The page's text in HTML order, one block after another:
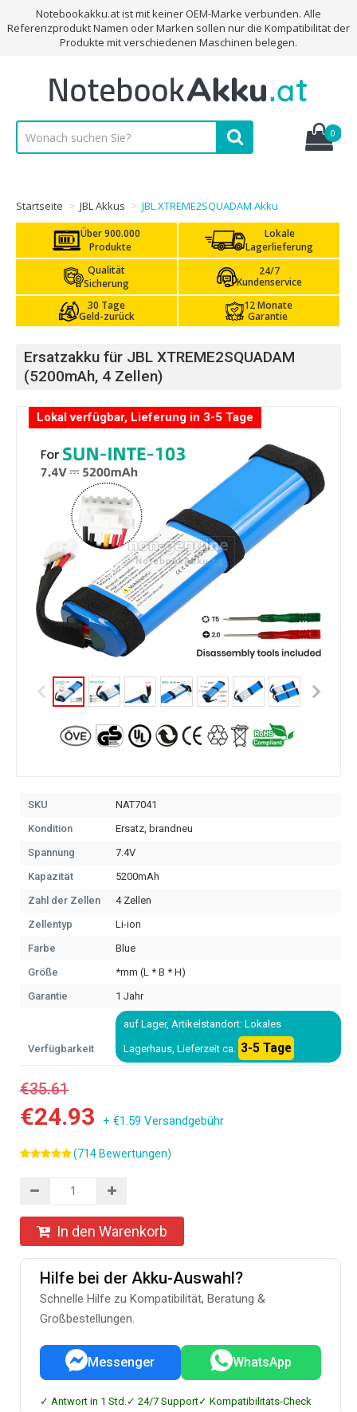
Notebookakku.at ist mit keiner OEM-Marke verbunden. Alle
Referenzprodukt Namen oder Marken sollen nur die Kompatibilität der
Produkte mit verschiedenen Maschinen belegen.
0
Startseite JBL Akkus JBL XTREME2SQUADAM Akku
Über 900.000
Produkte
Lokale
Lagerlieferung
Qualität
Sicherung
24/7
Kundenservice
30 Tage
Geld-zurück
12 Monate
Garantie
Ersatzakku für JBL XTREME2SQUADAM
(5200mAh, 4 Zellen)
Lokal verfügbar, Lieferung in 3-5 Tage
SKU
NAT7041
Kondition
Ersatz, brandneu
Spannung
7.4V
Kapazität
5200mAh
Zahl der Zellen
4 Zellen
Zellentyp
Li-ion
Farbe
Blue
Größe
*mm (L * B * H)
Garantie
1 Jahr
Verfügbarkeit
auf Lager, Artikelstandort: Lokales
Lagerhaus, Lieferzeit ca. 3-5 Tage
€35.61
€24.93 + €1.59 Versandgebühr
(714 Bewertungen)
In den Warenkorb
Hilfe bei der Akku-Auswahl?
Schnelle Hilfe zu Kompatibilität, Beratung &
Großbestellungen.
Messenger WhatsApp
✓ Antwort in 1 Std.✓ 24/7 Support✓ Kompatibilitäts-Check